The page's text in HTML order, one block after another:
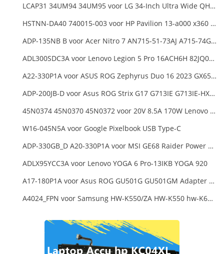
LCAP31 34UM94 34UM95 voor LG 34-Inch Ultra Wide QHD Monitor LED
HSTNN-DA40 740015-003 voor HP Pavilion 13-a000 x360 11-h000 x2 Series 19.5v 45w 2.31a Blue Charger+Cord
ADP-135NB B voor Acer Nitro 7 AN715-51-73AJ A715-74G-52B0 Notebook
ADL300SDC3A voor Lenovo Legion 5 Pro 16ACH6H 82JQ008HUK 82JQ008
A22-330P1A voor ASUS ROG Zephyrus Duo 16 2023 GX650PY
ADP-200JB-D voor Asus ROG Strix G17 G713IE G713IE-HX002W
45N0374 45N0370 45N0372 voor 20V 8.5A 170W Lenovo ThinkPad W540 T540P
W16-045N5A voor Google Pixelbook USB Type-C
ADP-330GB_D A20-330P1A voor MSI GE68 Raider Power Supply
ADLX95YCC3A voor Lenovo YOGA 6 Pro-13IKB YOGA 920
A17-180P1A voor Asus ROG GU501G GU501GM Adapter Power Supply
A4024_FPN voor Samsung HW-K550/ZA HW-K550 hw-K650 Soundbar